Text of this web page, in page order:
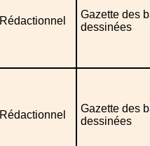
Rédactionnel
Gazette des
dessinées
Rédactionnel
Gazette des
dessinées